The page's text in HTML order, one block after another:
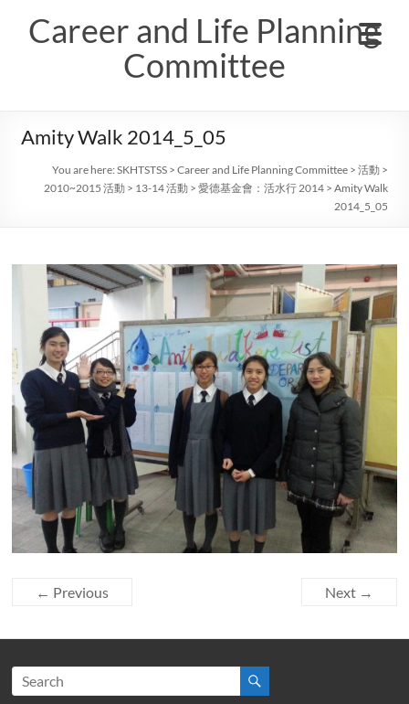
contentCareer and Life Planning
Committee
Amity Walk 2014_5_05
You are here:SKHTSTSS >Career and Life Planning Committee >活動 >
2010~2015 活動 > 13-14 活動 >愛德基金會：活水行 2014 >Amity Walk
2014_5_05
← Previous Next →